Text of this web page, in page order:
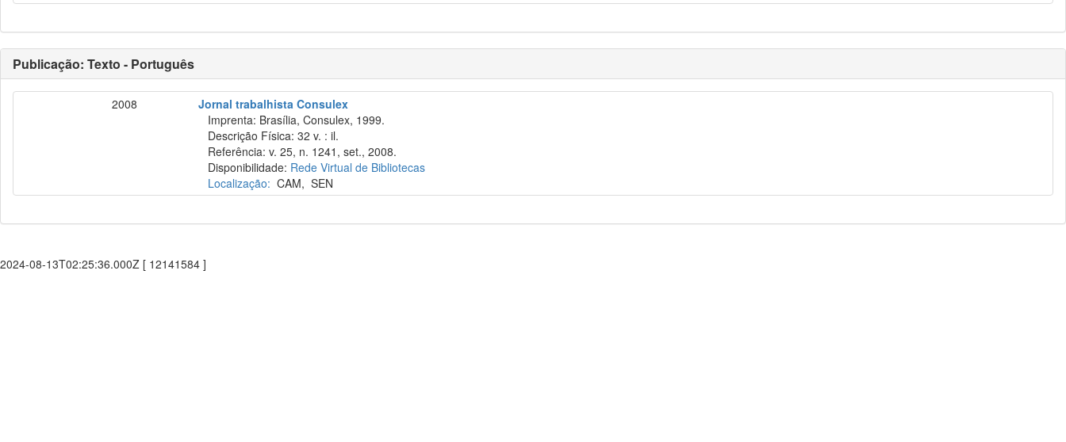
Publicação: Texto - Português
2008
Jornal trabalhista Consulex
Imprenta: Brasília, Consulex, 1999.
Descrição Física: 32 v. : il.
Referência: v. 25, n. 1241, set., 2008.
Disponibilidade: Rede Virtual de Bibliotecas
Localização: CAM,SEN
2024-08-13T02:25:36.000Z [ 12141584 ]